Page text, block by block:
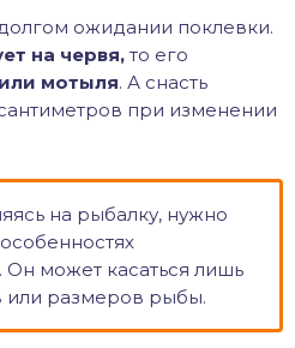
ожидании поклевки.
на червя, то его
мотыля. А снасть
при изменении
на рыбалку, нужно
Он может касаться лишь
размеров рыбы.